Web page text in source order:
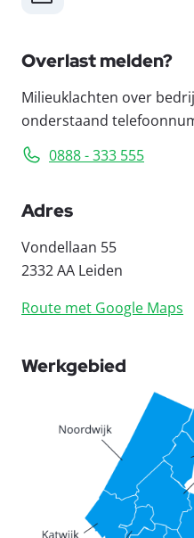
Overlast melden?
Milieuklachten over
onderstaand
0888 - 333 555
Adres
Vondellaan 55
2332 AA Leiden
Route met Google Maps
Werkgebied